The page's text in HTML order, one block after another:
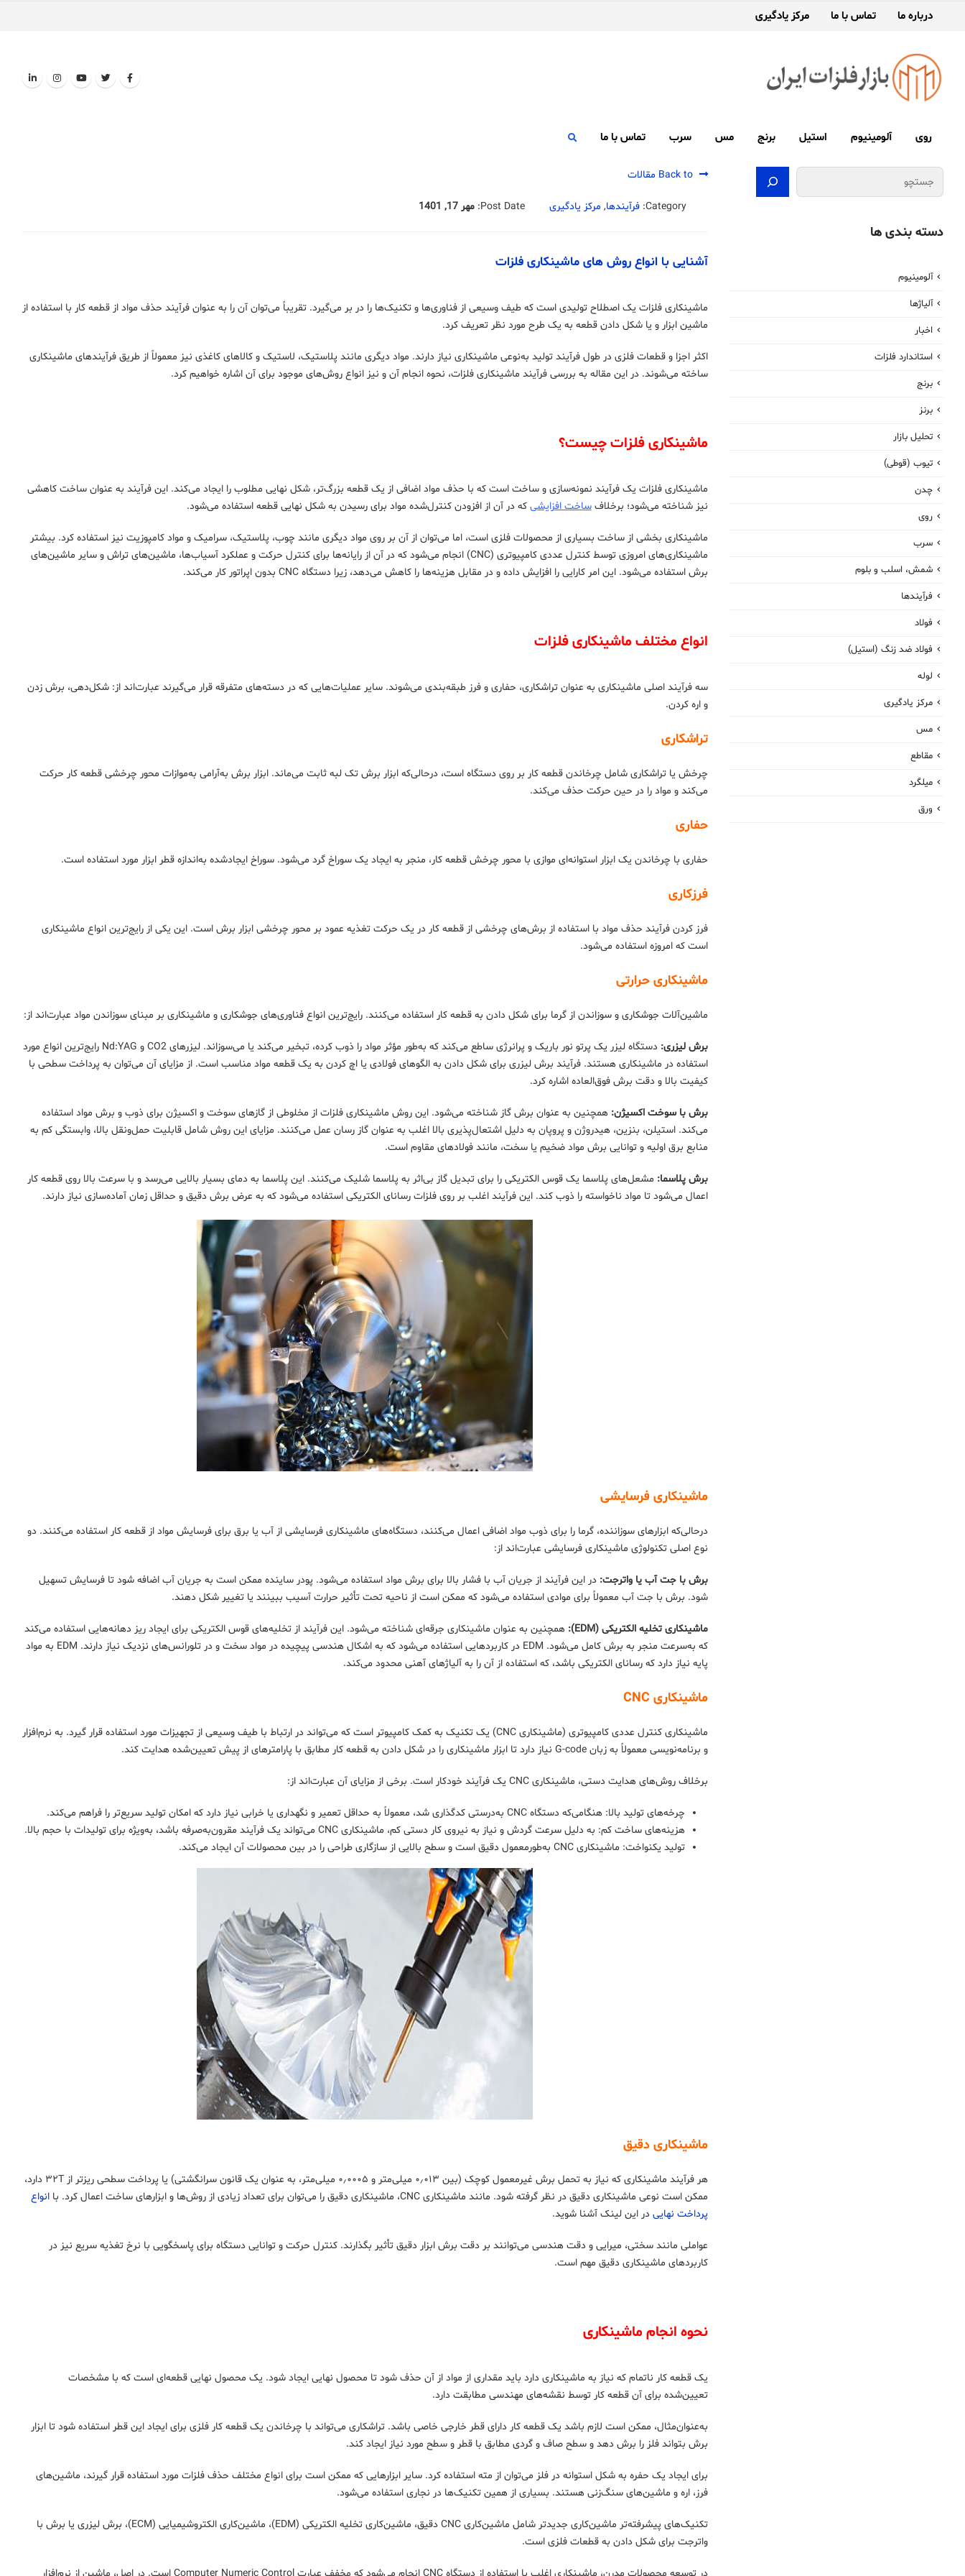
درباره ما تماس با ما مرکز یادگیری
روی آلومینیوم استیل برنج مس سرب تماس با ما
Back to مقالات
Category: فرآیندها, مرکز یادگیری Post Date: مهر 17, 1401
آشنایی با انواع روش ‌های ماشینکاری فلزات
ماشینکاری فلزات یک اصطلاح تولیدی است که طیف وسیعی از فناوری‌ها و تکنیک‌ها را در بر می‌گیرد. تقریباً می‌توان آن را به عنوان فرآیند حذف مواد از قطعه کار با استفاده از
ماشین ابزار و یا شکل دادن قطعه به یک طرح مورد نظر تعریف کرد.
اکثر اجزا و قطعات فلزی در طول فرآیند تولید به‌نوعی ماشینکاری نیاز دارند. مواد دیگری مانند پلاستیک، لاستیک و کالاهای کاغذی نیز معمولاً از طریق فرآیندهای ماشینکاری
ساخته می‌شوند. در این مقاله به بررسی فرآیند ماشینکاری فلزات، نحوه انجام آن و نیز انواع روش‌های موجود برای آن اشاره خواهیم کرد.
ماشینکاری فلزات چیست؟
ماشینکاری فلزات یک فرآیند نمونه‌سازی و ساخت است که با حذف مواد اضافی از یک قطعه بزرگ‌تر، شکل نهایی مطلوب را ایجاد می‌کند. این فرآیند به عنوان ساخت کاهشی
نیز شناخته می‌شود؛ برخلافساخت افزایشی که در آن از افزودن کنترل‌شده مواد برای رسیدن به شکل نهایی قطعه استفاده می‌شود.
ماشینکاری بخشی از ساخت بسیاری از محصولات فلزی است، اما می‌توان از آن بر روی مواد دیگری مانند چوب، پلاستیک، سرامیک و مواد کامپوزیت نیز استفاده کرد. بیشتر
ماشینکاری‌های امروزی توسط کنترل عددی کامپیوتری (CNC) انجام می‌شود که در آن از رایانه‌ها برای کنترل حرکت و عملکرد آسیاب‌ها، ماشین‌های تراش و سایر ماشین‌های
برش استفاده می‌شود. این امر کارایی را افزایش داده و در مقابل هزینه‌ها را کاهش می‌دهد، زیرا دستگاه CNC بدون اپراتور کار می‌کند.
انواع مختلف ماشینکاری فلزات
سه فرآیند اصلی ماشینکاری به عنوان تراشکاری، حفاری و فرز طبقه‌بندی می‌شوند. سایر عملیات‌هایی که در دسته‌های متفرقه قرار می‌گیرند عبارت‌اند از: شکل‌دهی، برش زدن
و اره کردن.
تراشکاری
چرخش یا تراشکاری شامل چرخاندن قطعه کار بر روی دستگاه است، درحالی‌که ابزار برش تک لبه ثابت می‌ماند. ابزار برش به‌آرامی به‌موازات محور چرخشی قطعه کار حرکت
می‌کند و مواد را در حین حرکت حذف می‌کند.
حفاری
حفاری با چرخاندن یک ابزار استوانه‌ای موازی با محور چرخش قطعه کار، منجر به ایجاد یک سوراخ گرد می‌شود. سوراخ ایجادشده به‌اندازه قطر ابزار مورد استفاده است.
فرزکاری
فرز کردن فرآیند حذف مواد با استفاده از برش‌های چرخشی از قطعه کار در یک حرکت تغذیه عمود بر محور چرخشی ابزار برش است. این یکی از رایج‌ترین انواع ماشینکاری
است که امروزه استفاده می‌شود.
ماشینکاری حرارتی
ماشین‌آلات جوشکاری و سوزاندن از گرما برای شکل دادن به قطعه کار استفاده می‌کنند. رایج‌ترین انواع فناوری‌های جوشکاری و ماشینکاری بر مبنای سوزاندن مواد عبارت‌اند از:
برش لیزری:
دستگاه لیزر یک پرتو نور باریک و پرانرژی ساطع می‌کند که به‌طور مؤثر مواد را ذوب کرده، تبخیر می‌کند یا می‌سوزاند. لیزرهای CO2 و Nd:YAG رایج‌ترین انواع مورد
استفاده در ماشینکاری هستند. فرآیند برش لیزری برای شکل دادن به الگوهای فولادی یا اچ کردن به یک قطعه مواد مناسب است. از مزایای آن می‌توان به پرداخت سطحی با
کیفیت بالا و دقت برش فوق‌العاده اشاره کرد.
برش با سوخت اکسیژن: همچنین به عنوان برش گاز شناخته می‌شود. این روش ماشینکاری فلزات از مخلوطی از گازهای سوخت و اکسیژن برای ذوب و برش مواد استفاده
می‌کند. استیلن، بنزین، هیدروژن و پروپان به دلیل اشتعال‌پذیری بالا اغلب به عنوان گاز رسان عمل می‌کنند. مزایای این روش شامل قابلیت حمل‌ونقل بالا، وابستگی کم به
منابع برق اولیه و توانایی برش مواد ضخیم یا سخت، مانند فولادهای مقاوم است.
برش پلاسما: مشعل‌های پلاسما یک قوس الکتریکی را برای تبدیل گاز بی‌اثر به پلاسما شلیک می‌کنند. این پلاسما به دمای بسیار بالایی می‌رسد و با سرعت بالا روی قطعه کار
اعمال می‌شود تا مواد ناخواسته را ذوب کند. این فرآیند اغلب بر روی فلزات رسانای الکتریکی استفاده می‌شود که به عرض برش دقیق و حداقل زمان آماده‌سازی نیاز دارند.
ماشینکاری فرسایشی
درحالی‌که ابزارهای سوزاننده، گرما را برای ذوب مواد اضافی اعمال می‌کنند، دستگاه‌های ماشینکاری فرسایشی از آب یا برق برای فرسایش مواد از قطعه کار استفاده می‌کنند. دو
نوع اصلی تکنولوژی ماشینکاری فرسایشی عبارت‌اند از:
برش با جت آب یا واترجت: در این فرآیند از جریان آب با فشار بالا برای برش مواد استفاده می‌شود. پودر ساینده ممکن است به جریان آب اضافه شود تا فرسایش تسهیل
شود. برش با جت آب معمولاً برای موادی استفاده می‌شود که ممکن است از ناحیه تحت تأثیر حرارت آسیب ببینند یا تغییر شکل دهند.
ماشینکاری تخلیه الکتریکی (EDM):
همچنین به عنوان ماشینکاری جرقه‌ای شناخته می‌شود. این فرآیند از تخلیه‌های قوس الکتریکی برای ایجاد ریز دهانه‌هایی استفاده می‌کند
که به‌سرعت منجر به برش کامل می‌شود. EDM در کاربردهایی استفاده می‌شود که به اشکال هندسی پیچیده در مواد سخت و در تلورانس‌های نزدیک نیاز دارند. EDM به مواد
پایه نیاز دارد که رسانای الکتریکی باشد، که استفاده از آن را به آلیاژهای آهنی محدود می‌کند.
ماشینکاری CNC
ماشینکاری کنترل عددی کامپیوتری (ماشینکاری CNC) یک تکنیک به کمک کامپیوتر است که می‌تواند در ارتباط با طیف وسیعی از تجهیزات مورد استفاده قرار گیرد. به نرم‌افزار
و برنامه‌نویسی معمولاً به زبان G-code نیاز دارد تا ابزار ماشینکاری را در شکل دادن به قطعه کار مطابق با پارامترهای از پیش تعیین‌شده هدایت کند.
برخلاف روش‌های هدایت دستی، ماشینکاری CNC یک فرآیند خودکار است. برخی از مزایای آن عبارت‌اند از:
چرخه‌های تولید بالا: هنگامی‌که دستگاه CNC به‌درستی کدگذاری شد، معمولاً به حداقل تعمیر و نگهداری یا خرابی نیاز دارد که امکان تولید سریع‌تر را فراهم می‌کند.
هزینه‌های ساخت کم: به دلیل سرعت گردش و نیاز به نیروی کار دستی کم، ماشینکاری CNC می‌تواند یک فرآیند مقرون‌به‌صرفه باشد، به‌ویژه برای تولیدات با حجم بالا.
تولید یکنواخت: ماشینکاری CNC به‌طورمعمول دقیق است و سطح بالایی از سازگاری طراحی را در بین محصولات آن ایجاد می‌کند.
ماشینکاری دقیق
هر فرآیند ماشینکاری که نیاز به تحمل برش غیرمعمول کوچک (بین ۰٫۰۱۳ میلی‌متر و ۰٫۰۰۰۵ میلی‌متر، به عنوان یک قانون سرانگشتی) یا پرداخت سطحی ریزتر از ۳۲T دارد،
ممکن است نوعی ماشینکاری دقیق در نظر گرفته شود. مانند ماشینکاری CNC، ماشینکاری دقیق را می‌توان برای تعداد زیادی از روش‌ها و ابزارهای ساخت اعمال کرد. با
انواع
پرداخت نهایی در این لینک آشنا شوید.
عواملی مانند سختی، میرایی و دقت هندسی می‌توانند بر دقت برش ابزار دقیق تأثیر بگذارند. کنترل حرکت و توانایی دستگاه برای پاسخگویی با نرخ تغذیه سریع نیز در
کاربردهای ماشینکاری دقیق مهم است.
نحوه انجام ماشینکاری
یک قطعه کار ناتمام که نیاز به ماشینکاری دارد باید مقداری از مواد از آن حذف شود تا محصول نهایی ایجاد شود. یک محصول نهایی قطعه‌ای است که با مشخصات
تعیین‌شده برای آن قطعه کار توسط نقشه‌های مهندسی مطابقت دارد.
به‌عنوان‌مثال، ممکن است لازم باشد یک قطعه کار دارای قطر خارجی خاصی باشد. تراشکاری می‌تواند با چرخاندن یک قطعه کار فلزی برای ایجاد این قطر استفاده شود تا ابزار
برش بتواند فلز را برش دهد و سطح صاف و گردی مطابق با قطر و سطح مورد نیاز ایجاد کند.
برای ایجاد یک حفره به شکل استوانه در فلز می‌توان از مته استفاده کرد. سایر ابزارهایی که ممکن است برای انواع مختلف حذف فلزات مورد استفاده قرار گیرند، ماشین‌های
فرز، اره و ماشین‌های سنگ‌زنی هستند. بسیاری از همین تکنیک‌ها در نجاری استفاده می‌شود.
تکنیک‌های پیشرفته‌تر ماشین‌کاری جدیدتر شامل ماشین‌کاری CNC دقیق، ماشین‌کاری تخلیه الکتریکی (EDM)، ماشین‌کاری الکتروشیمیایی (ECM)، برش لیزری یا برش با
واترجت برای شکل دادن به قطعات فلزی است.
جستجو
دسته بندی ها
آلومینیوم
آلیاژها
اخبار
استاندارد فلزات
برنج
برنز
تحلیل بازار
تیوب (قوطی)
چدن
روی
سرب
شمش، اسلب و بلوم
فرآیندها
فولاد
فولاد ضد زنگ (استیل)
لوله
مرکز یادگیری
مس
مقاطع
میلگرد
ورق